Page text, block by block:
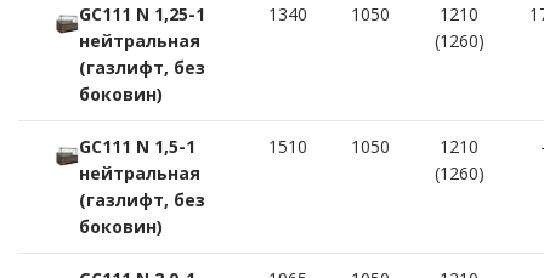
GC111 N 1,25-1
нейтральная
(газлифт, без
боковин)
1340 1050
1210
(1260)
GC111 N 1,5-1
нейтральная
(газлифт, без
боковин)
1510 1050
1210
(1260)